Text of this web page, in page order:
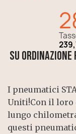
SU
I pneumatici
Uniti!Con il loro
lungo
questi